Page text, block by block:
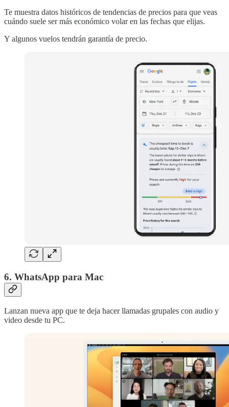
Te muestra datos históricos de tendencias de precios para que veas
cuándo suele ser más económico volar en las fechas que elijas.
Y algunos vuelos tendrán garantía de precio.
6. WhatsApp para Mac
Lanzan nueva app que te deja hacer llamadas grupales con audio y
video desde tu PC.